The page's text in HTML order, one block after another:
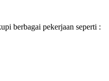
berbagai pekerjaan seperti :